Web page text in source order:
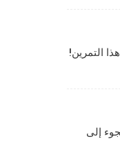
التمرين!
إلى